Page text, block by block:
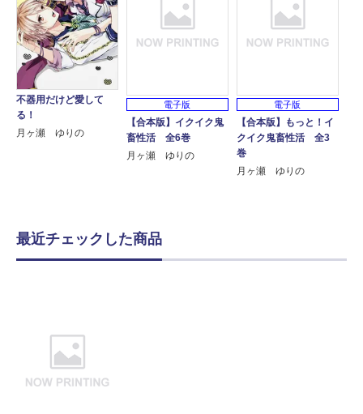
不器用だけど愛して
る！
月ヶ瀬 ゆりの
電子版
【合本版】イクイク鬼
畜性活 全6巻
月ヶ瀬 ゆりの
電子版
【合本版】もっと！イ
クイク鬼畜性活 全3
巻
月ヶ瀬 ゆりの
最近チェックした商品